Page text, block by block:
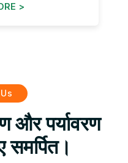
>
और पर्यावरण